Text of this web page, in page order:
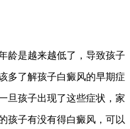
是越来越低了，导致孩子
多了解孩子白癜风的早期症
旦孩子出现了这些症状，家
孩子有没有得白癜风，可以